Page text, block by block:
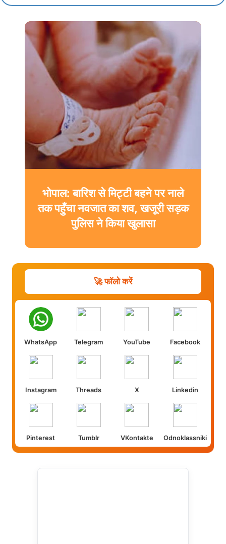
भोपाल: बारिश से मिट्टी बहने पर नाले
तक पहुँचा नवजात का शव, खजूरी सड़क
पुलिस ने किया खुलासा
🚀 फॉलो करें
WhatsApp Telegram YouTube Facebook
Instagram Threads X Linkedin
Pinterest Tumblr VKontakte Odnoklassniki